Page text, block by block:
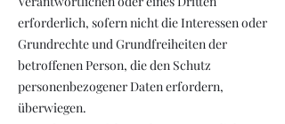
erforderlich, sofern nicht die Interessen oder
Grundrechte und Grundfreiheiten der
betroffenen Person, die den Schutz
personenbezogener Daten erfordern,
überwiegen.